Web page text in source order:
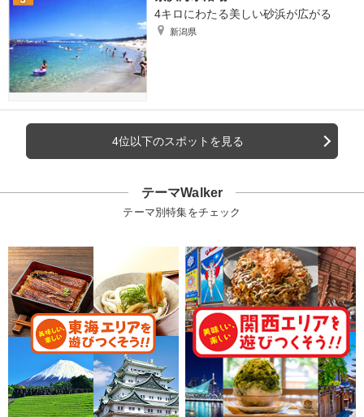
4キロにわたる美しい砂浜が広がる
新潟県
4位以下のスポットを見る
テーマWalker
テーマ別特集をチェック